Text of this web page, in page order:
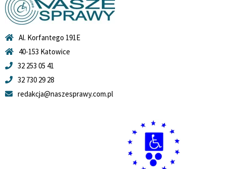
Al. Korfantego 191E
40-153 Katowice
32 253 05 41
32 730 29 28
redakcja@naszesprawy.com.pl